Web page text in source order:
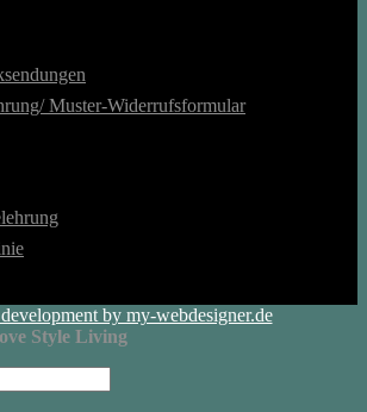
Muster-Widerrufsformular
by my-webdesigner.de
Style Living